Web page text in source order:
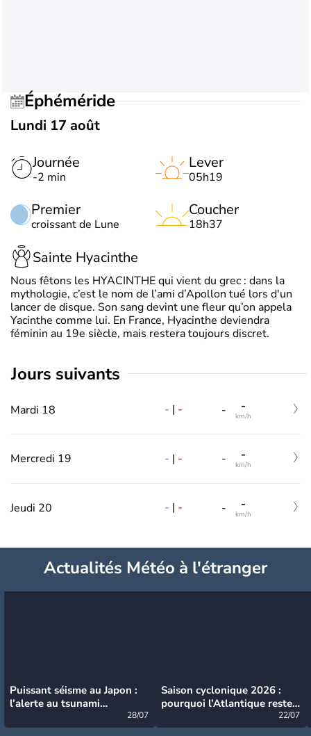
Éphéméride
Lundi 17 août
Journée
-2 min
Premier
croissant de Lune
Lever
05h19
Coucher
18h37
Sainte Hyacinthe
Nous fêtons les HYACINTHE qui vient du grec : dans la
mythologie, c’est le nom de l’ami d’Apollon tué lors d'un
lancer de disque. Son sang devint une fleur qu’on appela
Yacinthe comme lui. En France, Hyacinthe deviendra
féminin au 19e siècle, mais restera toujours discret.
jours suivants
Mardi 18 - | - - -
km/h
Mercredi 19 - | - - -
km/h
Jeudi 20 - | - - -
km/h
Actualités Météo à l'étranger
Puissant séisme au Japon :
l’alerte au tsunami
28/07
Saison cyclonique 2026 :
pourquoi l’Atlantique reste
22/07